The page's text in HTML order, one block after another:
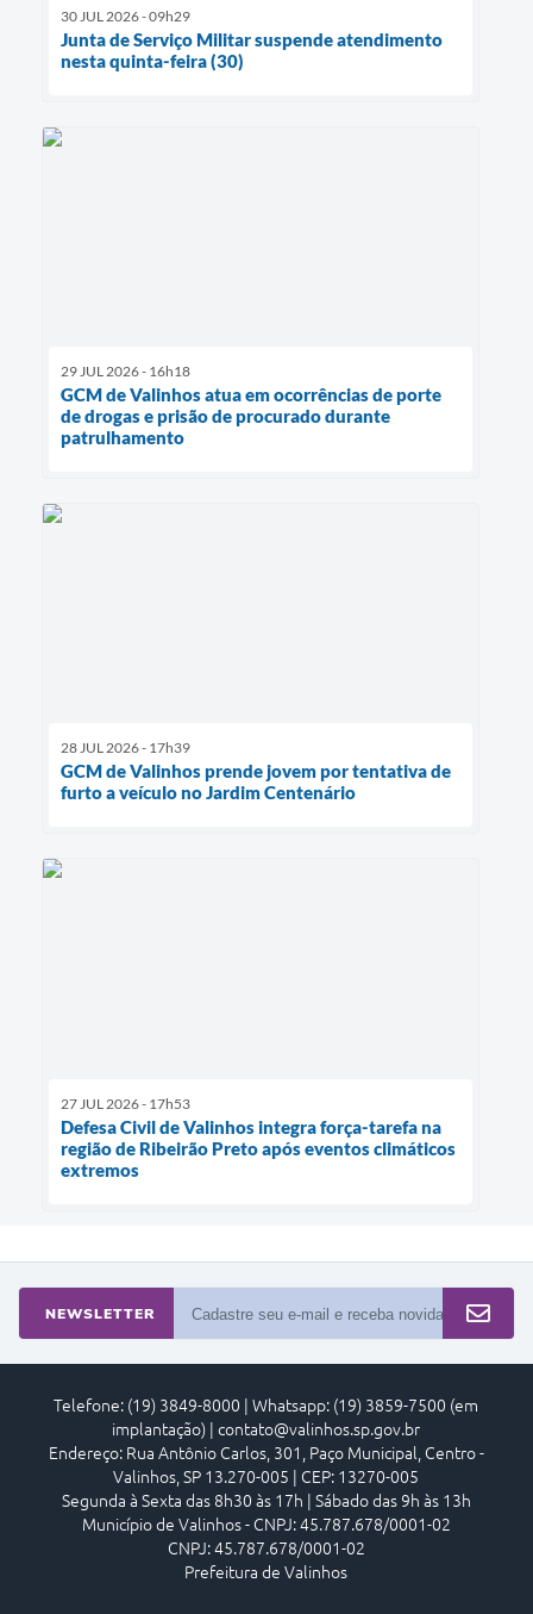
30 JUL 2026 - 09h29
Junta de Serviço Militar suspende atendimento
nesta quinta-feira (30)
29 JUL 2026 - 16h18
GCM de Valinhos atua em ocorrências de porte
de drogas e prisão de procurado durante
patrulhamento
28 JUL 2026 - 17h39
GCM de Valinhos prende jovem por tentativa de
furto a veículo no Jardim Centenário
27 JUL 2026 - 17h53
Defesa Civil de Valinhos integra força-tarefa na
região de Ribeirão Preto após eventos climáticos
extremos
NEWSLETTER
Telefone: (19) 3849-8000 | Whatsapp: (19) 3859-7500 (em
implantação) | contato@valinhos.sp.gov.br
Endereço: Rua Antônio Carlos, 301, Paço Municipal, Centro -
Valinhos, SP 13.270-005 | CEP: 13270-005
Segunda à Sexta das 8h30 às 17h | Sábado das 9h às 13h
Município de Valinhos - CNPJ: 45.787.678/0001-02
CNPJ: 45.787.678/0001-02
Prefeitura de Valinhos